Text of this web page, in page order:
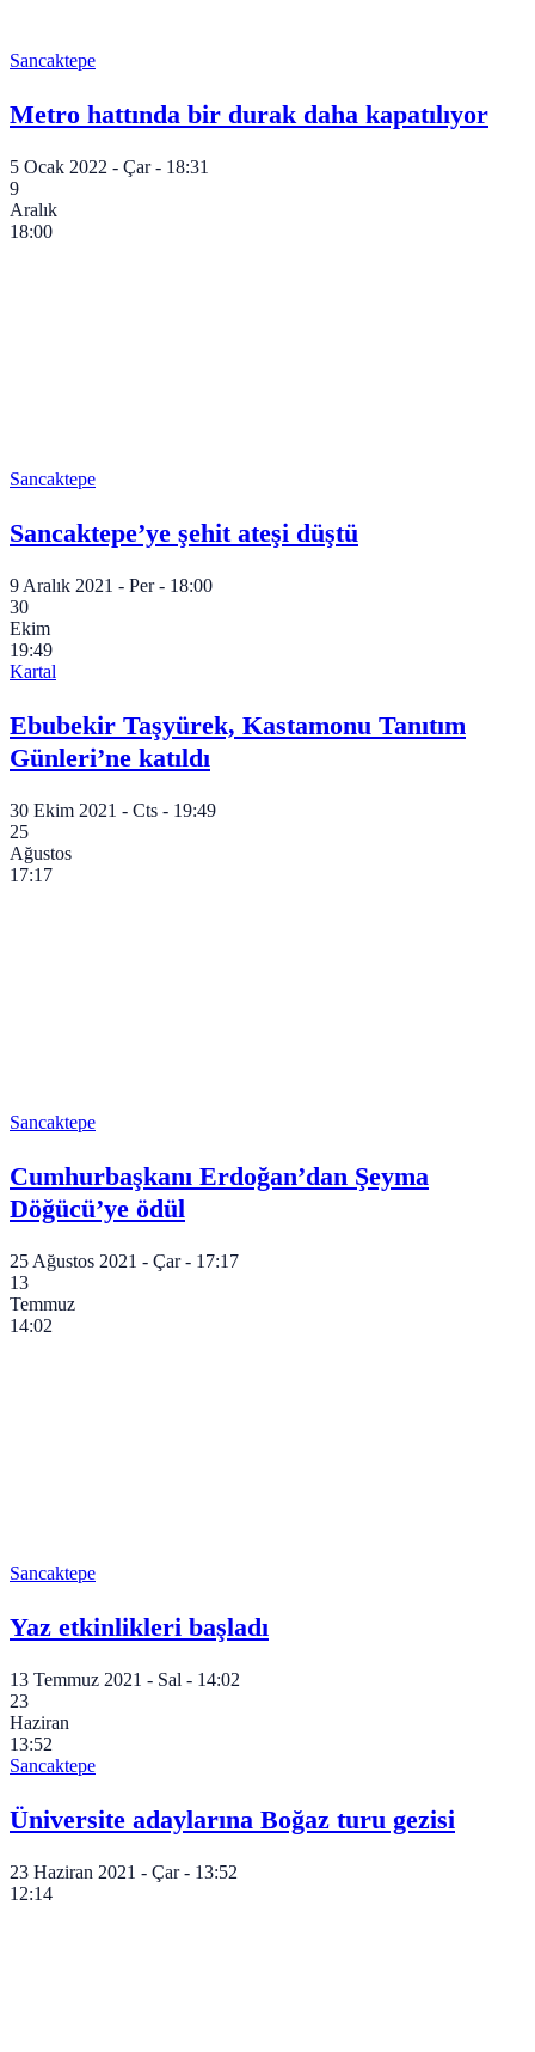
Sancaktepe
Metro hattında bir durak daha kapatılıyor
5 Ocak 2022 - Çar - 18:31
9
Aralık
18:00
Sancaktepe
Sancaktepe’ye şehit ateşi düştü
9 Aralık 2021 - Per - 18:00
30
Ekim
19:49
Kartal
Ebubekir Taşyürek, Kastamonu Tanıtım
Günleri’ne katıldı
30 Ekim 2021 - Cts - 19:49
25
Ağustos
17:17
Sancaktepe
Cumhurbaşkanı Erdoğan’dan Şeyma
Döğücü’ye ödül
25 Ağustos 2021 - Çar - 17:17
13
Temmuz
14:02
Sancaktepe
Yaz etkinlikleri başladı
13 Temmuz 2021 - Sal - 14:02
23
Haziran
13:52
Sancaktepe
Üniversite adaylarına Boğaz turu gezisi
23 Haziran 2021 - Çar - 13:52
12:14